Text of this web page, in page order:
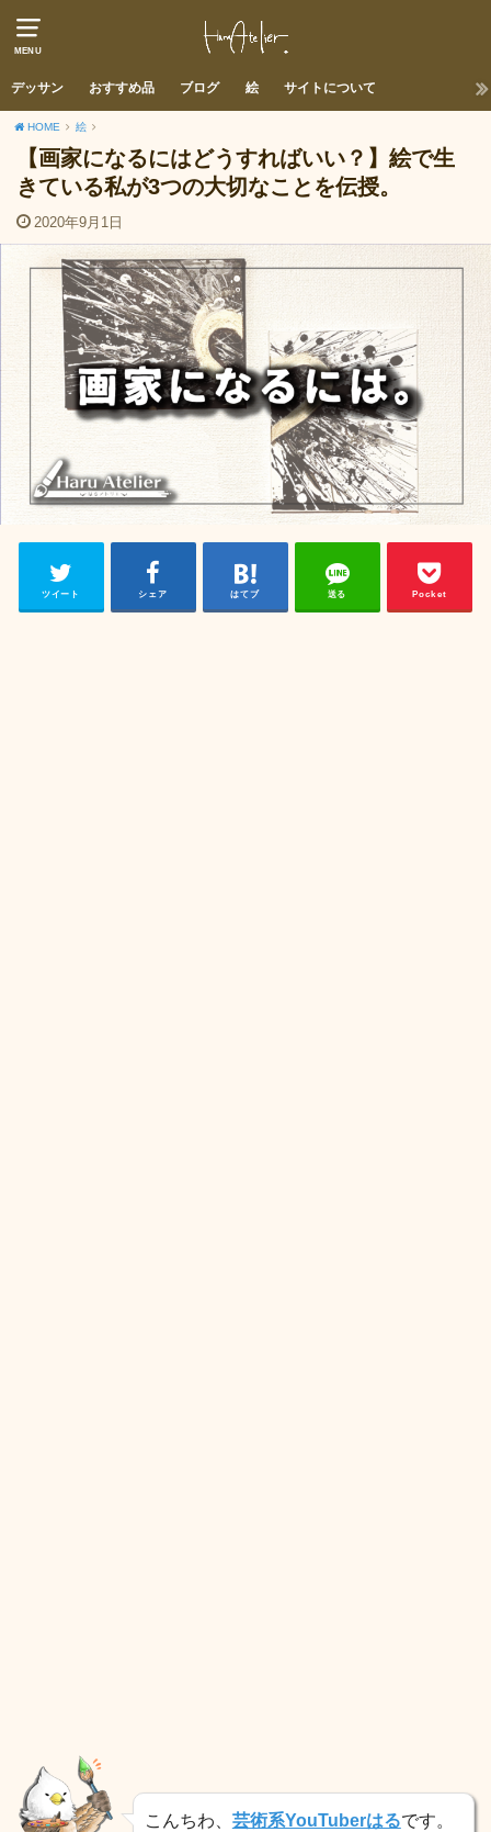
MENU
デッサン おすすめ品 ブログ 絵 サイトについて
HOME 絵
【画家になるにはどうすればいい？】絵で生
きている私が3つの大切なことを伝授。
2020年9月1日
ツイート シェア はてブ 送る Pocket
こんちわ、 芸術系YouTuberはるです。